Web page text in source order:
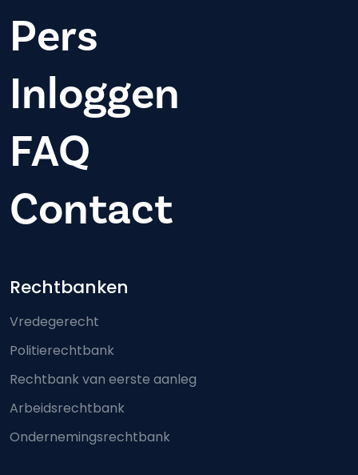
Pers
Inloggen
FAQ
Contact
Footer-menu
Rechtbanken
Vredegerecht
Politierechtbank
Rechtbank van eerste aanleg
Arbeidsrechtbank
Ondernemingsrechtbank